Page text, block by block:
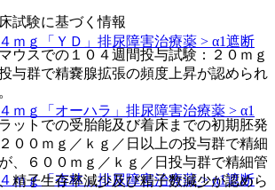
ｍｇ「ＹＤ」 排尿障害治療薬 > α1遮断
ｍｇ「オーハラ」 排尿障害治療薬 > α1
ｍｇ「杏林」排尿障害治療薬 > α1遮断
試験に基づく情報
スでの１０４週間投与試験：２０ｍｇ
与群で精嚢腺拡張の頻度上昇が認められ
トでの受胎能及び着床までの初期胚発
００ｍｇ／ｋｇ／日以上の投与群で精細
、６００ｍｇ／ｋｇ／日投与群で精細管
精子生存率減少及び精子数減少が認めら